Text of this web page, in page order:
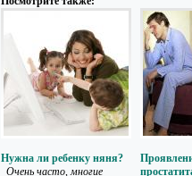
Нужна ли ребенку няня?
Очень часто, многие